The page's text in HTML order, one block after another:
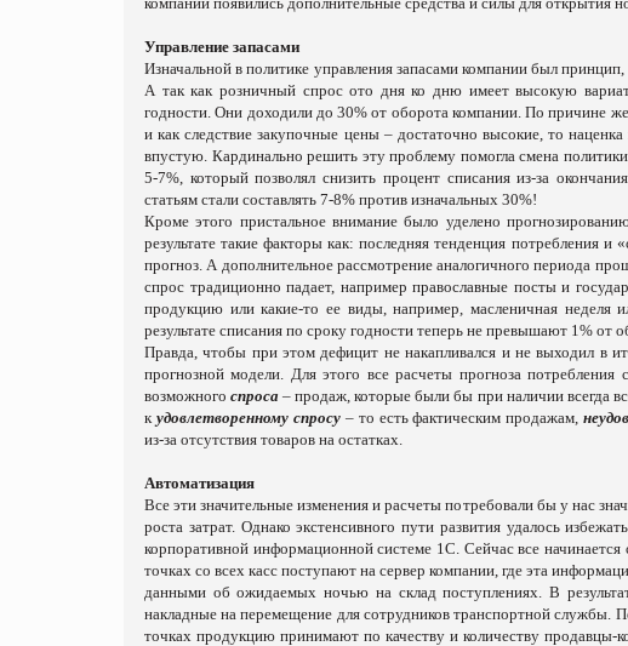
Управление запасами
Изначальной в политике управления запасами компании был
А так как розничный спрос ото дня ко дню имеет высокую
годности. Они доходили до 30% от оборота компании. По причине
и как следствие закупочные цены – достаточно высокие, то
впустую. Кардинально решить эту проблему помогла смена
5-7%, который позволял снизить процент списания из-за
статьям стали составлять 7-8% против изначальных 30%!
Кроме этого пристальное внимание было уделено
результате такие факторы как: последняя тенденция потребления
прогноз. А дополнительное рассмотрение аналогичного периода
спрос традиционно падает, например православные посты и
продукцию или какие-то ее виды, например, масленичная неделя
результате списания по сроку годности теперь не превышают 1% от
Правда, чтобы при этом дефицит не накапливался и не выходил в
прогнозной модели. Для этого все расчеты прогноза
возможногоспроса – продаж, которые были бы при наличии всегда
к удовлетворенному спросу– то есть фактическим продажам,
из-за отсутствия товаров на остатках.
Автоматизация
Все эти значительные изменения и расчеты потребовали бы у нас
роста затрат. Однако экстенсивного пути развития удалось
корпоративной информационной системе 1С. Сейчас все
точках со всех касс поступают на сервер компании, где эта
данными об ожидаемых ночью на склад поступлениях. В
накладные на перемещение для сотрудников транспортной службы.
точках продукцию принимают по качеству и количеству продавцы-